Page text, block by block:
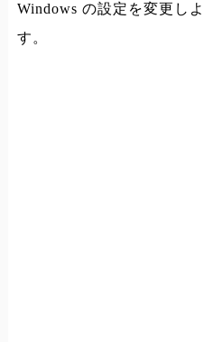
Windows の設定を変更し
す。